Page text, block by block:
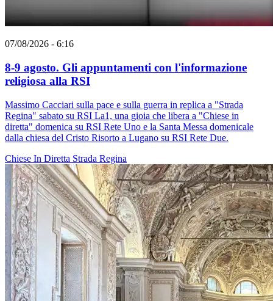
07/08/2026 - 6:16
8-9 agosto. Gli appuntamenti con l'informazione
religiosa alla RSI
Massimo Cacciari sulla pace e sulla guerra in replica a "Strada
Regina" sabato su RSI La1, una gioia che libera a "Chiese in
diretta" domenica su RSI Rete Uno e la Santa Messa domenicale
dalla chiesa del Cristo Risorto a Lugano su RSI Rete Due.
Chiese In Diretta Strada Regina